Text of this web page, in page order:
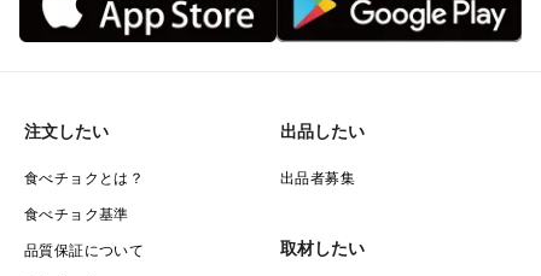
注文したい
食べチョクとは？
食べチョク基準
品質保証について
出品したい
出品者募集
取材したい